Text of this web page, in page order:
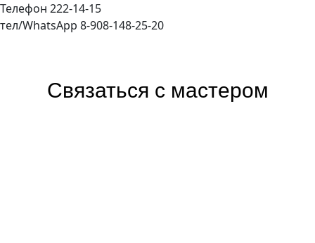
Телефон 222-14-15
тел/WhatsApp 8-908-148-25-20
Связаться с мастером